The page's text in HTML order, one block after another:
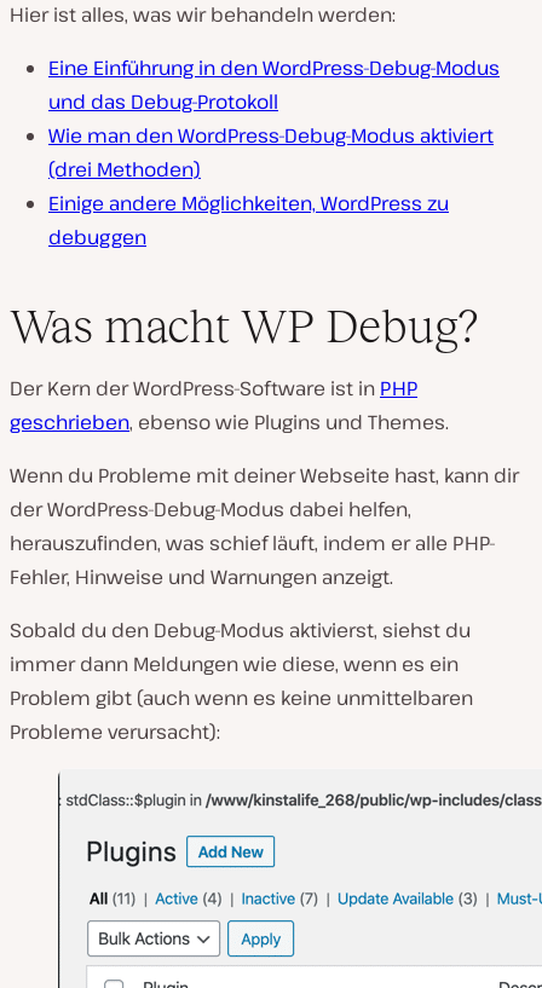
Hier ist alles, was wir behandeln werden:
Eine Einführung in den WordPress-Debug-Modus
und das Debug-Protokoll
Wie man den WordPress-Debug-Modus aktiviert
(drei Methoden)
Einige andere Möglichkeiten, WordPress zu
debuggen
Was macht WP Debug?
Der Kern der WordPress-Software ist in PHP
geschrieben, ebenso wie Plugins und Themes.
Wenn du Probleme mit deiner Webseite hast, kann dir
der WordPress-Debug-Modus dabei helfen,
herauszufinden, was schief läuft, indem er alle PHP-
Fehler, Hinweise und Warnungen anzeigt.
Sobald du den Debug-Modus aktivierst, siehst du
immer dann Meldungen wie diese, wenn es ein
Problem gibt (auch wenn es keine unmittelbaren
Probleme verursacht):